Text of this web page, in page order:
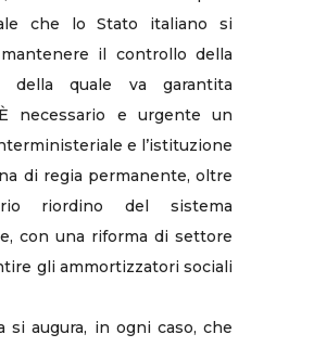
che lo Stato italiano si
il controllo della
della quale va garantita
È necessario e urgente un
e l’istituzione
di regia permanente, oltre
riordino del sistema
con una riforma di settore
gli ammortizzatori sociali
si augura, in ogni caso, che